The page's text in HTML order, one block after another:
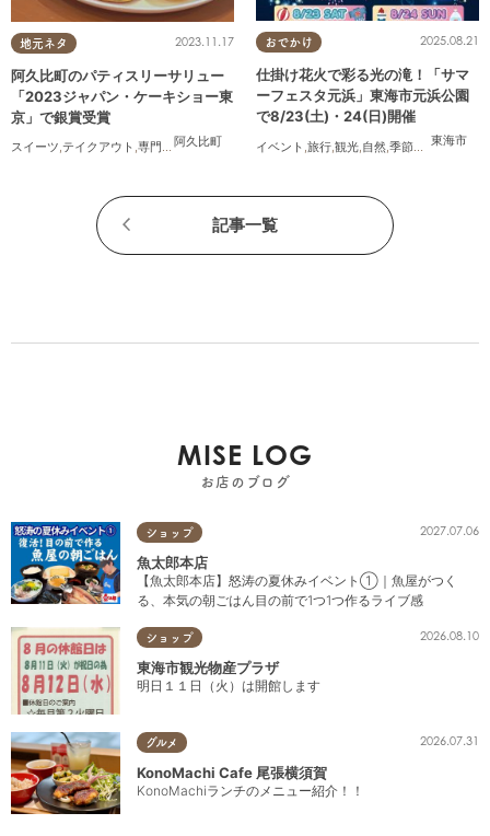
地元ネタ
阿久比町
2023.11.17
阿久比町のパティスリーサリュー
「2023ジャパン・ケーキショー東
京」で銀賞受賞
スイーツ,テイクアウト ,専門店 ,まちネタ
おでかけ
東海市
2025.08.21
仕掛け花火で彩る光の滝！「サマ
ーフェスタ元浜」東海市元浜公園
で8/23(土)・24(日)開催
イベント 旅行 観光 自然 季節ネタ ,花火
記事一覧
MISE LOG
お店のブログ
ショップ 2027.07.06
魚太郎本店
【魚太郎本店】怒涛の夏休みイベント①｜魚屋がつく
る、本気の朝ごはん目の前で1つ1つ作るライブ感
ショップ 2026.08.10
東海市観光物産プラザ
明日１１日（火）は開館します
グルメ 2026.07.31
KonoMachi Cafe 尾張横須賀
KonoMachiランチのメニュー紹介！！